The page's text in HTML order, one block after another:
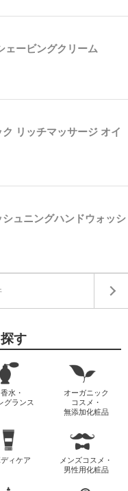
ェービングクリーム
リッチマッサージ オイ
ュニングハンドウォッシ
す
香水・
グランス
オーガニック
コスメ・
無添加化粧品
ィケア
メンズコスメ・
男性用化粧品